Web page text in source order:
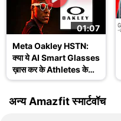
01:07
Meta Oakley HSTN:
क्या ये AI Smart Glasses
ख़ास कर के Athletes के
लिए हैं? जानिए इसके
अन्य Amazfit स्मार्टवॉच